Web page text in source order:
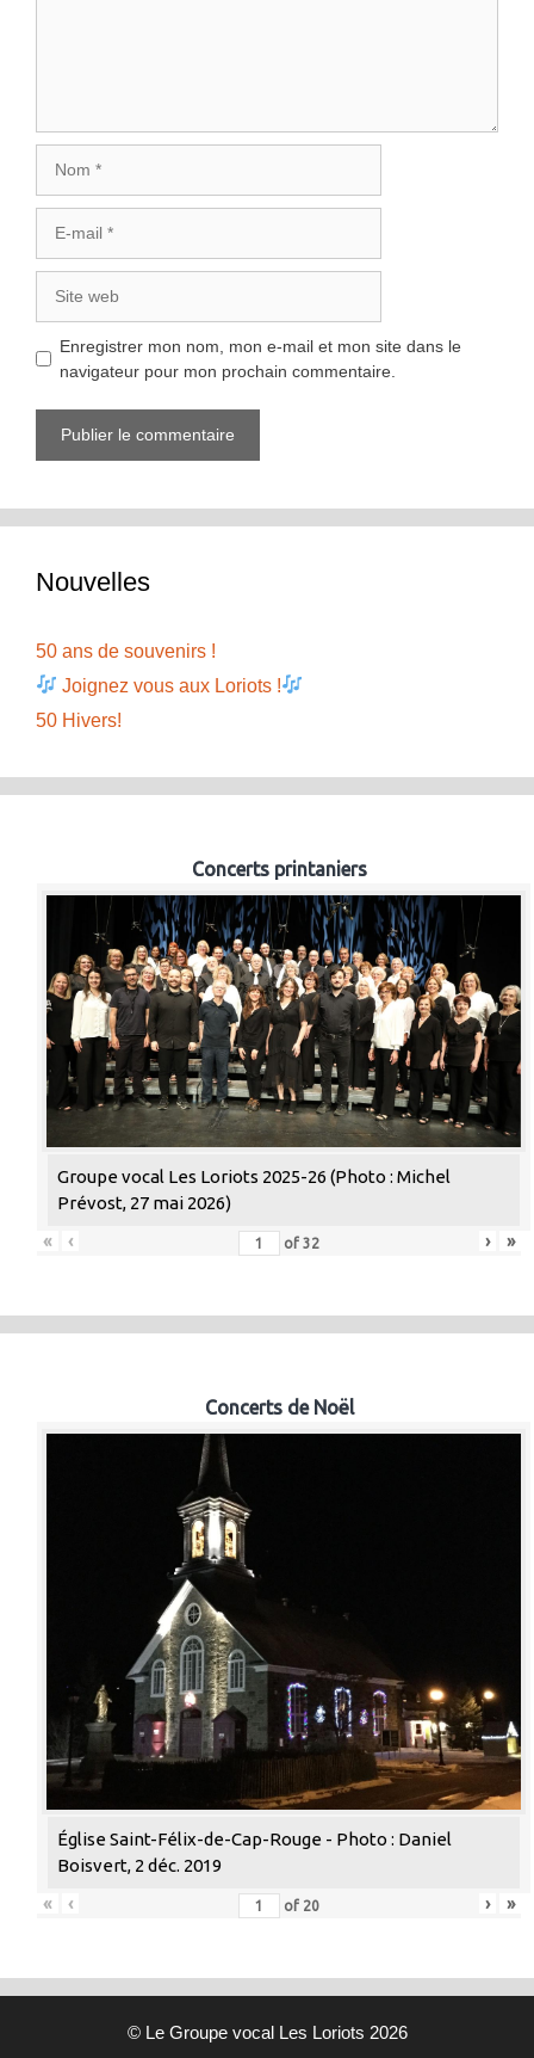
mail
web
Enregistrer mon nom, mon e-mail et mon site dans le
navigateur pour mon prochain commentaire.
Nouvelles
50 ans de souvenirs !
Joignez vous aux Loriots !
50 Hivers!
Concerts printaniers
Groupe vocal Les Loriots 2025-26 (Photo : Michel
Prévost, 27 mai 2026)
«
‹ of 32 › »
Concerts de Noël
Église Saint-Félix-de-Cap-Rouge - Photo : Daniel
Boisvert, 2 déc. 2019
«
‹ of 20 › »
© Le Groupe vocal Les Loriots 2026